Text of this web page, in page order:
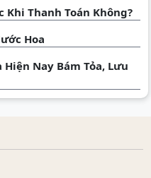
Khi Thanh Toán Không?
Hoa
Nay Bám Tỏa, Lưu